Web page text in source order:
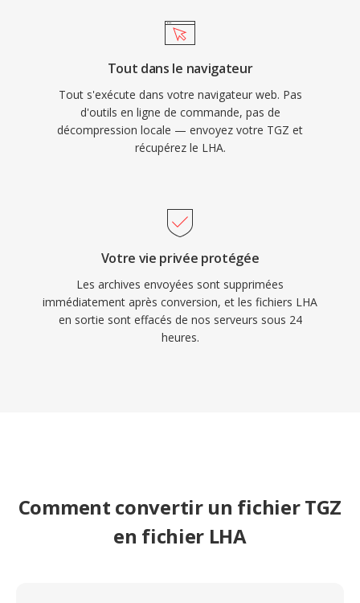
Tout dans le navigateur
Tout s'exécute dans votre navigateur web. Pas
d'outils en ligne de commande, pas de
décompression locale — envoyez votre TGZ et
récupérez le LHA.
Votre vie privée protégée
Les archives envoyées sont supprimées
immédiatement après conversion, et les fichiers LHA
en sortie sont effacés de nos serveurs sous 24
heures.
Comment convertir un fichier TGZ
en fichier LHA